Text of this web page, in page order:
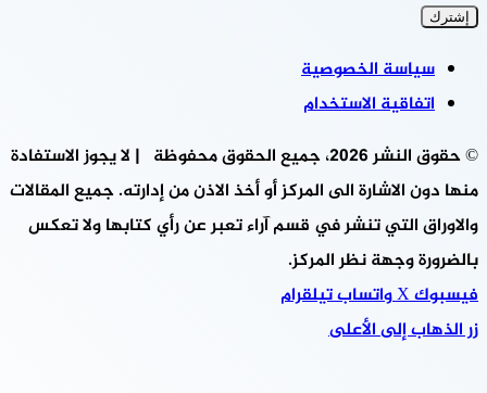
سياسة الخصوصية
اتفاقية الاستخدام
© حقوق النشر 2026، جميع الحقوق محفوظة | لا يجوز الاستفادة
منها دون الاشارة الى المركز أو أخذ الاذن من إدارته. جميع المقالات
والاوراق التي تنشر في قسم آراء تعبر عن رأي كتابها ولا تعكس
بالضرورة وجهة نظر المركز.
فيسبوك‫Xواتسابتيلقرام
زر الذهاب إلى الأعلى